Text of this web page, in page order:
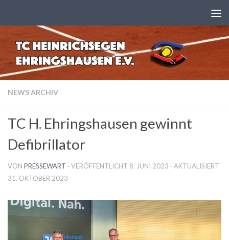
NEWS ARCHIV
TC H. Ehringshausen gewinnt
Defibrillator
VON PRESSEWART · VERÖFFENTLICHT 8. JUNI 2023 · AKTUALISIERT
31. OKTOBER 2023